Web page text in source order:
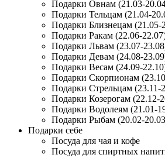
Подарки Овнам (21.03-
Подарки Тельцам (21.04-
Подарки Близнецам (21.05-
Подарки Ракам (22.06-
Подарки Львам (23.07-
Подарки Девам (24.08-
Подарки Весам (24.09-
Подарки Скорпионам
Подарки Стрельцам (23.11-
Подарки Козерогам (22.12-
Подарки Водолеям (21.01-
Подарки Рыбам (20.02-
Подарки себе
Посуда для чая и кофе
Посуда для спиртных